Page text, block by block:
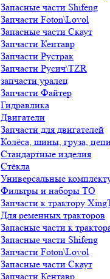
Запасные части Shifeng
Запчасти Foton\Lovol
Запасные части Скаут
Запчасти Кентавр
Запчасти Рустрак
Запчасти Русич\TZR
запчасти уралец
Запчасти Файтер
Гидравлика
Двигатели
Запчасти для двигателей
Колёса, шины, груза,
Стандартные изделия
Стёкла
Универсальные
Фильтры и наборы ТО
Запчасти к трактору
Для ременных тракторов
Запасные части к
Запасные части Shifeng
Запчасти Foton\Lovol
Запасные части Скаут
Запчасти Кентавр